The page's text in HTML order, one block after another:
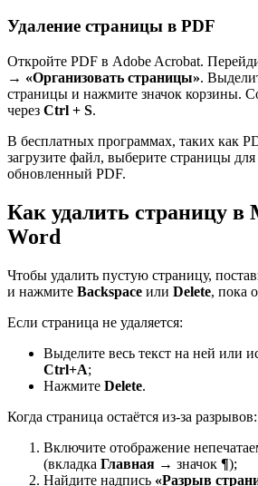
Удаление страницы в PDF
Откройте PDF в Adobe Acrobat.
→ «Организовать страницы».
страницы и нажмите значок корзины.
через Ctrl + S.
В бесплатных программах, таких как
загрузите файл, выберите страницы для
обновленный PDF.
Как удалить страницу в
Word
Чтобы удалить пустую страницу,
и нажмите Backspace или Delete, пока
Если страница не удаляется:
Выделите весь текст на ней или
Ctrl+A;
Нажмите Delete.
Когда страница остаётся из-за разрывов:
Включите отображение
(вкладка Главная → значок ¶);
Найдите надпись «Разрыв